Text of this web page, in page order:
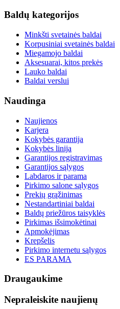
Baldų kategorijos
Minkšti svetainės baldai
Korpusiniai svetainės baldai
Miegamojo baldai
Aksesuarai, kitos prekės
Lauko baldai
Baldai verslui
Naudinga
Naujienos
Karjera
Kokybės garantija
Kokybės linija
Garantijos registravimas
Garantijos sąlygos
Labdaros ir parama
Pirkimo salone sąlygos
Prekių grąžinimas
Nestandartiniai baldai
Baldų priežūros taisyklės
Pirkimas išsimokėtinai
Apmokėjimas
Krepšelis
Pirkimo internetu sąlygos
ES PARAMA
Draugaukime
Nepraleiskite naujienų